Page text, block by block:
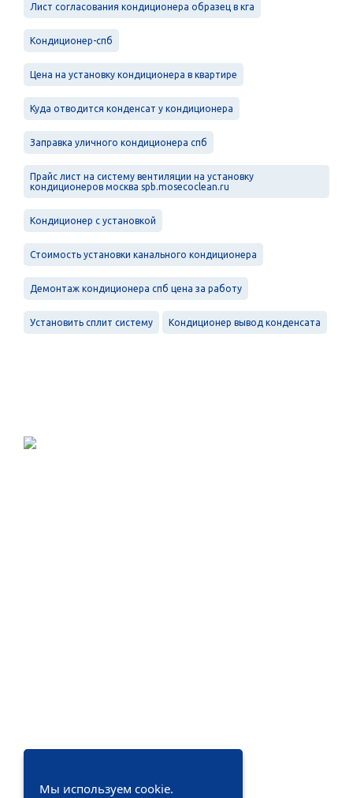
Лист согласования кондиционера образец в кга
Кондиционер-спб
Цена на установку кондиционера в квартире
Куда отводится конденсат у кондиционера
Заправка уличного кондиционера спб
Прайс лист на систему вентиляции на установку
кондиционеров москва spb.mosecoclean.ru
Кондиционер c установкой
Стоимость установки канального кондиционера
Демонтаж кондиционера спб цена за работу
Установить сплит систему Кондиционер вывод конденсата
Мы используем cookie.